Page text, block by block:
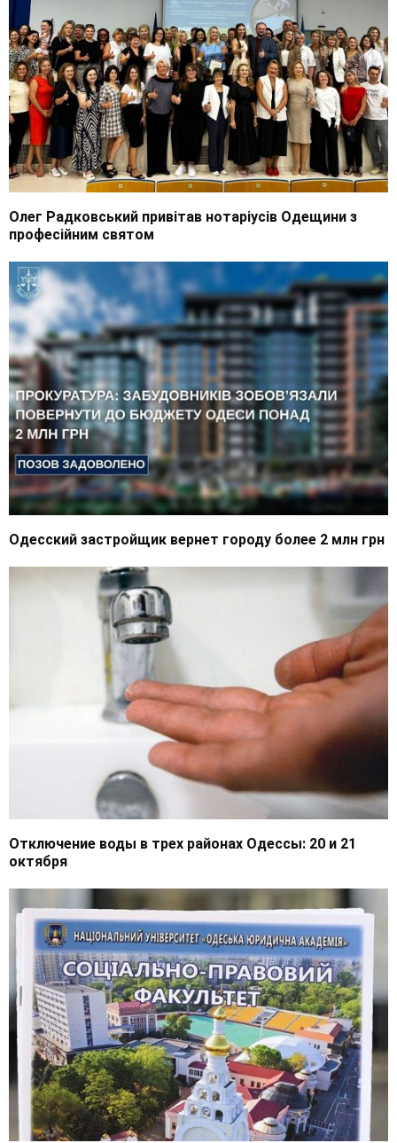
Олег Радковський привітав нотаріусів Одещини з
професійним святом
Одесский застройщик вернет городу более 2 млн грн
Отключение воды в трех районах Одессы: 20 и 21
октября